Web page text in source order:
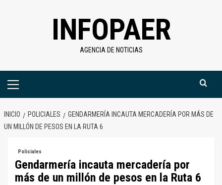
INFOPAER
AGENCIA DE NOTICIAS
Menú
INICIO POLICIALES
GENDARMERÍA INCAUTA MERCADERÍA POR MÁS DE
UN MILLÓN DE PESOS EN LA RUTA 6
Policiales
Gendarmería incauta mercadería por
más de un millón de pesos en la Ruta 6